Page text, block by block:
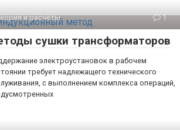
и расчёты 1
сушки трансформаторов
электроустановок в рабочем
требует надлежащего технического
с выполнением комплекса операций,